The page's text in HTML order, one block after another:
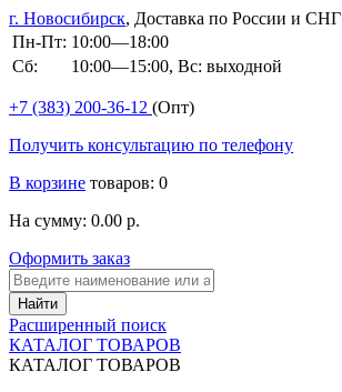
г. Новосибирск, Доставка по России и СНГ
Пн-Пт: 10:00—18:00
Сб:
10:00—15:00, Вс: выходной
+7 (383) 200-36-12 (Опт)
Получить консультацию по телефону
В корзине товаров: 0
На сумму: 0.00 р.
Оформить заказ
Расширенный поиск
КАТАЛОГ ТОВАРОВ
КАТАЛОГ ТОВАРОВ